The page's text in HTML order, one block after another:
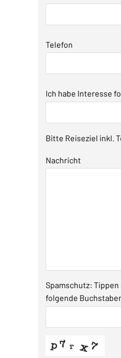
Telefon
Ich habe Interesse
Bitte Reiseziel inkl.
Nachricht
Spamschutz:
folgende